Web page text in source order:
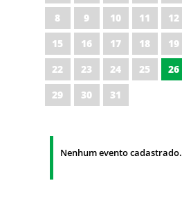
8
9 10 11 12
15
16 17 18 19
22
23 24 25 26
29
30 31
Nenhum evento cadastrado.